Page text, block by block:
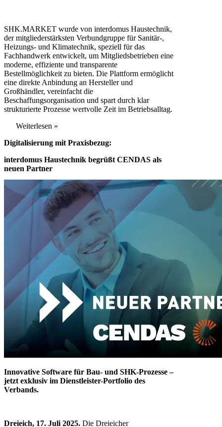
SHK.MARKET wurde von interdomus Haustechnik,
der mitgliederstärksten Verbundgruppe für Sanitär-,
Heizungs- und Klimatechnik, speziell für das
Fachhandwerk entwickelt, um Mitgliedsbetrieben eine
moderne, effiziente und transparente
Bestellmöglichkeit zu bieten. Die Plattform ermöglicht
eine direkte Anbindung an Herstellerund
Großhändler, vereinfacht die
Beschaffungsorganisation und spart durch klar
strukturierte Prozesse wertvolle Zeit im Betriebsalltag.
Weiterlesen »
Digitalisierung mit Praxisbezug:
interdomus Haustechnik begrüßt CENDAS als
neuen Partner
Innovative Software für Bau- und SHK-Prozesse –
jetzt exklusiv im Dienstleister-Portfolio des
Verbands.
Dreieich, 17. Juli 2025. Die Dreieicher